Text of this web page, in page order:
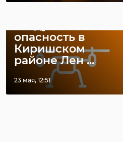
опасность в
Киришском
районе Лен ...
23 мая, 12:51